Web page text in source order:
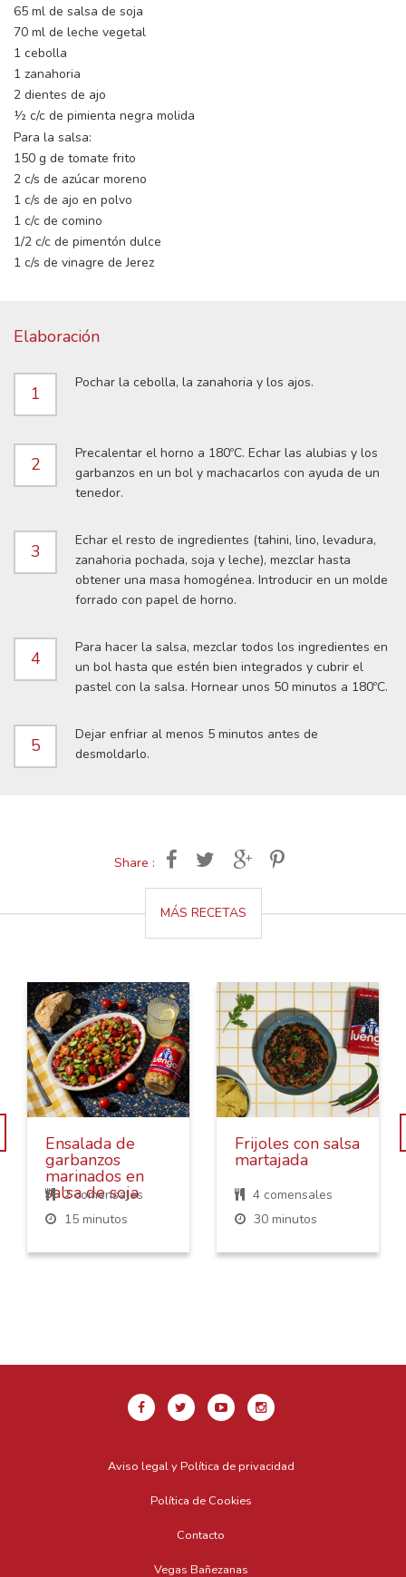
65 ml de salsa de soja
70 ml de leche vegetal
1 cebolla
1 zanahoria
2 dientes de ajo
½ c/c de pimienta negra molida
Para la salsa:
150 g de tomate frito
2 c/s de azúcar moreno
1 c/s de ajo en polvo
1 c/c de comino
1/2 c/c de pimentón dulce
1 c/s de vinagre de Jerez
Elaboración
1
Pochar la cebolla, la zanahoria y los ajos.
2
Precalentar el horno a 180ºC. Echar las alubias y los
garbanzos en un bol y machacarlos con ayuda de un
tenedor.
3
Echar el resto de ingredientes (tahini, lino, levadura,
zanahoria pochada, soja y leche), mezclar hasta
obtener una masa homogénea. Introducir en un molde
forrado con papel de horno.
4
Para hacer la salsa, mezclar todos los ingredientes en
un bol hasta que estén bien integrados y cubrir el
pastel con la salsa. Hornear unos 50 minutos a 180ºC.
5
Dejar enfriar al menos 5 minutos antes de
desmoldarlo.
Share :
MÁS RECETAS
Ensalada de
garbanzos
marinados en
salsa de soja
2 comensales
15 minutos
Frijoles con salsa
martajada
4 comensales
30 minutos
Aviso legal y Política de privacidad
Política de Cookies
Contacto
Vegas Bañezanas